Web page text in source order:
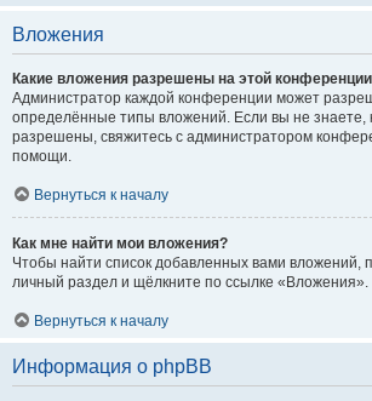
Вложения
Какие вложения разрешены на этой
Администратор каждой конференции может
определённые типы вложений. Если вы не знаете,
разрешены, свяжитесь с администратором
помощи.
Вернуться к началу
Как мне найти мои вложения?
Чтобы найти список добавленных вами вложений,
личный раздел и щёлкните по ссылке «Вложения».
Вернуться к началу
Информация о phpBB